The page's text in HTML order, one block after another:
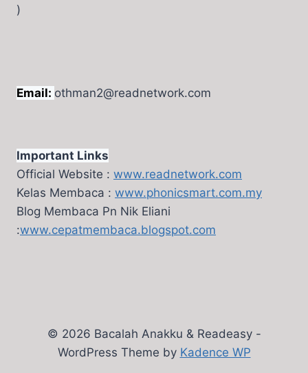
)
Email: othman2@readnetwork.com
Important Links
Official Website : www.readnetwork.com
Kelas Membaca : www.phonicsmart.com.my
Blog Membaca Pn Nik Eliani
:www.cepatmembaca.blogspot.com
© 2026 Bacalah Anakku & Readeasy -
WordPress Theme by Kadence WP